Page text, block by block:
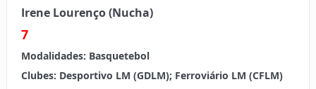
Irene Lourenço (Nucha)
7
Modalidades: Basquetebol
Clubes: Desportivo LM (GDLM); Ferroviário LM (CFLM)